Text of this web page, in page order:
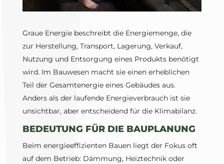
Graue Energie beschreibt die Energiemenge, die
zur Herstellung, Transport, Lagerung, Verkauf,
Nutzung und Entsorgung eines Produkts benötigt
wird. Im Bauwesen macht sie einen erheblichen
Teil der Gesamtenergie eines Gebäudes aus.
Anders als der laufende Energieverbrauch ist sie
unsichtbar, aber entscheidend für die Klimabilanz.
BEDEUTUNG FÜR DIE BAUPLANUNG
Beim energieeffizienten Bauen liegt der Fokus oft
auf dem Betrieb: Dämmung, Heiztechnik oder